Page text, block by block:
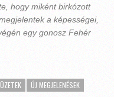
hogy miként birkózott
a képességei,
egy gonosz Fehér
ÚJ MEGJELENÉSEK